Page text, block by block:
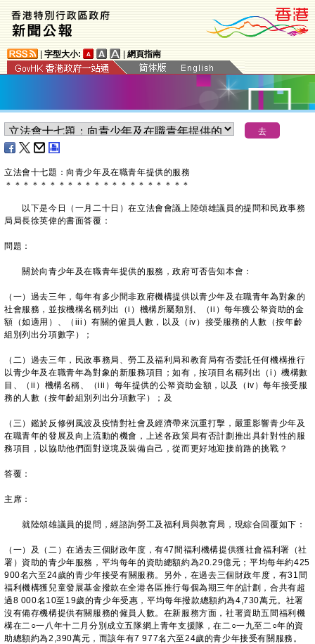
字型大小: 網頁指南
立法會十七題：向青少年及在職青年提供的服務
＊ ＊ ＊ ＊ ＊ ＊ ＊ ＊ ＊ ＊ ＊ ＊ ＊ ＊ ＊ ＊ ＊ ＊ ＊ ＊ ＊
以下是今日（一月二十日）在立法會會議上陸頌雄議員的提問和民政事務
局局長徐英偉的書面答覆：
問題：
關於向青少年及在職青年提供的服務，政府可否告知本會：
（一）過去三年，每年有多少間非政府機構提供以青少年及在職青年為對象的
社會服務，並按機構名稱列出（i）機構所屬類別、（ii）每年獲公帑資助的金
額（如適用）、（iii）有關的僱員人數，以及（iv）接受服務的人數（按年齡
組別列出分項數字）；
（二）過去三年，民政事務局、勞工及福利局和教育局有否委託任何機構推行
以青少年及在職青年為對象的新服務項目；如有，按項目名稱列出（i）機構數
目、（ii）機構名稱、（iii）每年提供的公帑資助金額，以及（iv）每年接受服
務的人數（按年齡組別列出分項數字）；及
（三）鑑於反修例風波及疫情對社會及經濟帶來沉重打擊，嚴重影響青少年及
在職青年的發展及向上流動的機會，上述各政策局有否計劃推出具針對性的服
務項目，以協助他們面對逆境及裝備自己，從而更好地迎接前路的挑戰？
答覆：
主席：
就陸頌雄議員的提問，經諮詢勞工及福利局與教育局，現綜合回覆如下：
（一）及（二）在過去三個財政年度，有47間福利機構提供獲社會福利署（社
署）資助的青少年服務，平均每年的資助總額約為20.29億元；平均每年約425
900名六至24歲的青少年接受有關服務。另外，在過去三個財政年度，有31間
福利機構獲兒童發展基金撥款在全港各區推行每個為期三年的計劃，合共有超
過8 000名10至19歲的青少年受惠，平均每年撥款總額約為4,730萬元。社署
沒有備存機構提供有關服務的僱員人數。在新服務方面，社署資助五間福利機
構在二○一八年十二月分別成立五隊網上青年支援隊，在二○一九至二○年的資
助總額約為2,390萬元，而該年有7 977名六至24歲的青少年接受有關服務。